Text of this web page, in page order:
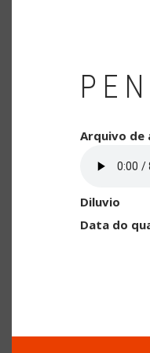
Arquivo de
Diluvio
Data do